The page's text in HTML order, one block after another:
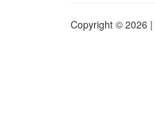
Copyright © 2026 |